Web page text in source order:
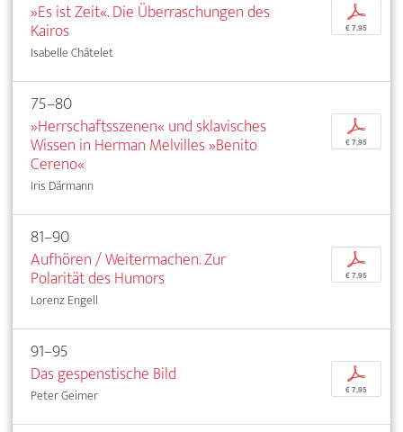
»Es ist Zeit«. Die Überraschungen des
Kairos
Isabelle Châtelet
p
€ 7,95
75–80
»Herrschaftsszenen« und sklavisches
Wissen in Herman Melvilles »Benito
Cereno«
Iris Därmann
p
€ 7,95
81–90
Aufhören / Weitermachen. Zur
Polarität des Humors
Lorenz Engell
p
€ 7,95
91–95
Das gespenstische Bild
Peter Geimer
p
€ 7,95